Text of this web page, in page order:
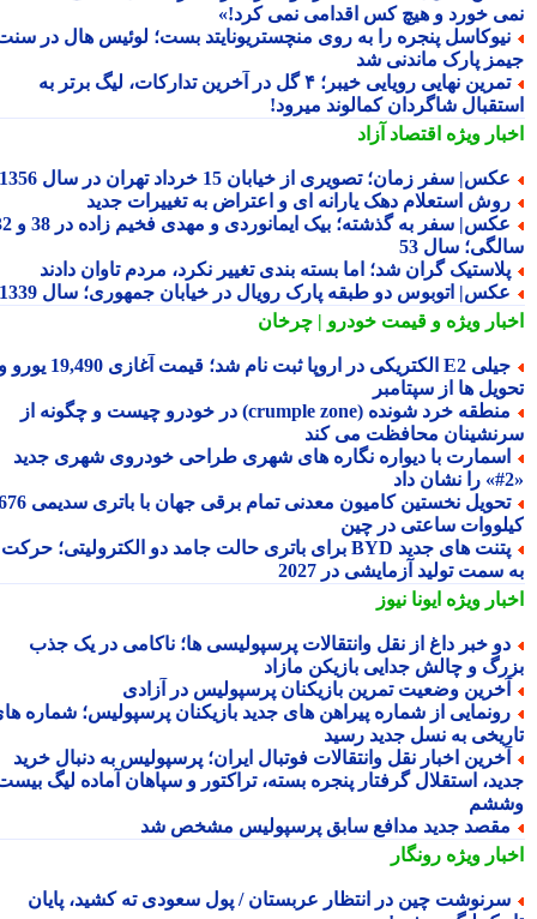
خورد و هیچ کس اقدامی نمی کرد!»
پنجره را به روی منچستریونایتد بست؛ لوئیس هال در سنت
پارک ماندنی شد
تمرین نهایی رویایی خیبر؛ ۴ گل در آخرین تدارکات، لیگ برتر به
شاگردان کمالوند میرود!
ویژهاقتصاد آزاد
سفر زمان؛ تصویری از خیابان 15 خرداد تهران در سال 1356
استعلام دهک یارانه ای و اعتراض به تغییرات جدید
عکس| سفر به گذشته؛ بیک ایمانوردی و مهدی فخیم زاده در 38 و 32
سال 53
گران شد؛ اما بسته بندی تغییر نکرد، مردم تاوان دادند
اتوبوس دو طبقه پارک رویال در خیابان جمهوری؛ سال 1339
ویژهو قیمت خودرو | چرخان
جیلی E2 الکتریکی در اروپا ثبت نام شد؛ قیمت آغازی 19,490 یورو و
ها از سپتامبر
منطقه خرد شونده (crumple zone) در خودرو چیست و چگونه از
محافظت می کند
با دیواره نگاره های شهری طراحی خودروی شهری جدید
تحویل نخستین کامیون معدنی تمام برقی جهان با باتری سدیمی 676
ساعتی در چین
پتنت های جدید BYD برای باتری حالت جامد دو الکترولیتی؛ حرکت
سمت تولید آزمایشی در 2027
ویژهایونا نیوز
خبر داغ از نقل وانتقالات پرسپولیسی ها؛ ناکامی در یک جذب
و چالش جدایی بازیکن مازاد
وضعیت تمرین بازیکنان پرسپولیس در آزادی
از شماره پیراهن های جدید بازیکنان پرسپولیس؛ شماره های
به نسل جدید رسید
اخبار نقل وانتقالات فوتبال ایران؛ پرسپولیس به دنبال خرید
استقلال گرفتار پنجره بسته، تراکتور و سپاهان آماده لیگ بیست
جدید مدافع سابق پرسپولیس مشخص شد
ویژهرونگار
چین در انتظار عربستان / پول سعودی ته کشید، پایان